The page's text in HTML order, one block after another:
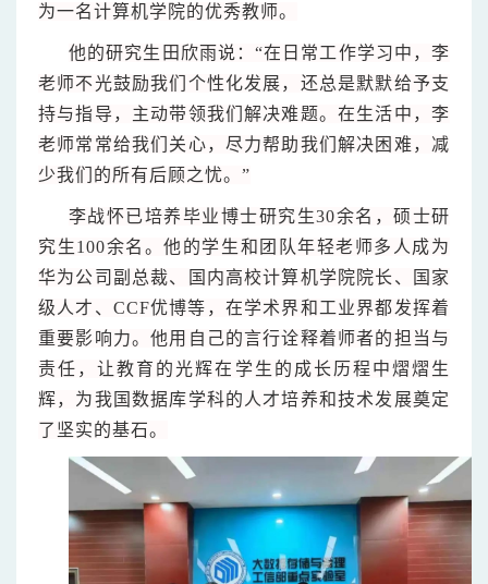
为一名计算机学院的优秀教师。
他的研究生田欣雨说：“在日常工作学习中，李
老师不光鼓励我们个性化发展，还总是默默给予支
持与指导，主动带领我们解决难题。在生活中，李
老师常常给我们关心，尽力帮助我们解决困难，减
少我们的所有后顾之忧。”
李战怀已培养毕业博士研究生30余名，硕士研
究生100余名。他的学生和团队年轻老师多人成为
华为公司副总裁、国内高校计算机学院院长、国家
级人才、CCF优博等，在学术界和工业界都发挥着
重要影响力。他用自己的言行诠释着师者的担当与
责任，让教育的光辉在学生的成长历程中熠熠生
辉，为我国数据库学科的人才培养和技术发展奠定
了坚实的基石。